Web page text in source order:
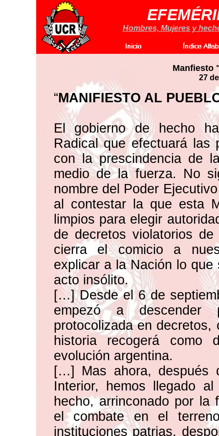
Hombres, Mujeres y
Manfiesto
27
“MANIFIESTO AL
El gobierno de hecho
Radical que efectuará las
con la prescindencia de
medio de la fuerza. No
nombre del Poder
al contestar la que esta
limpios para elegir
de decretos violatorios
cierra el comicio a
explicar a la Nación lo
acto insólito.
[…] Desde el 6 de
empezó a
protocolizada en
historia recogerá como
evolución argentina.
[…] Mas ahora, después
Interior, hemos llegado
hecho, arrinconado por la
el combate en el
instituciones patrias,